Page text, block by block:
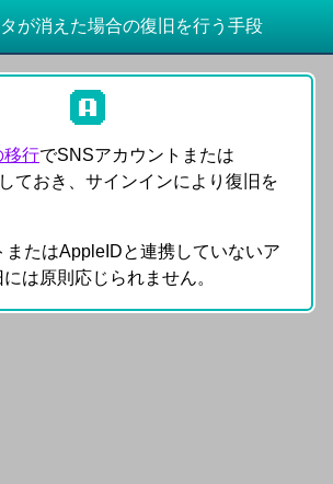
が消えた場合の復旧を行う手段
移行でSNSアカウントまたは
ておき、サインインにより復旧を
またはAppleIDと連携していないア
は原則応じられません。